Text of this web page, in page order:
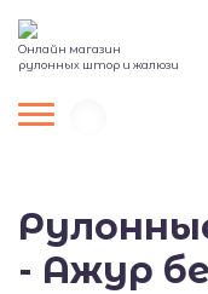
Онлайн магазин
рулонных штор и жалюзи
- Ажур